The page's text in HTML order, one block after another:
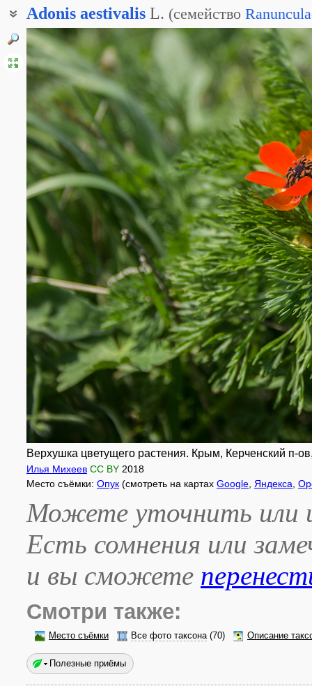
Adonis aestivalis L. (семейство
Златоцвет летний
Горицвет красный
Горицвет летний
Стародубка летняя
Верхушка цветущего растения. Крым, Керченский п-
Илья Михеев CC BY 2018
Место съёмки: Опук (смотреть на картах Google Яндекса
Можете уточнить или
Есть сомнения или
и вы сможете
Смотри также:
Место съёмки Все фото таксона(70) Описание
Полезные приёмы